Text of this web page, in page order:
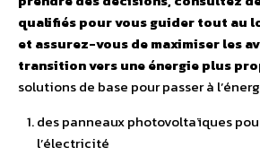
qualifiés pour vous guider tout au
et assurez-vous de maximiser les
transition vers une énergie plus
solutions de base pour passer à
des panneaux photovoltaïques
l’électricité